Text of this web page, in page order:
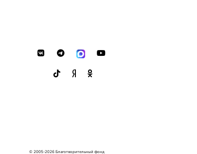
© 2005-2026 Благотворительный фонд